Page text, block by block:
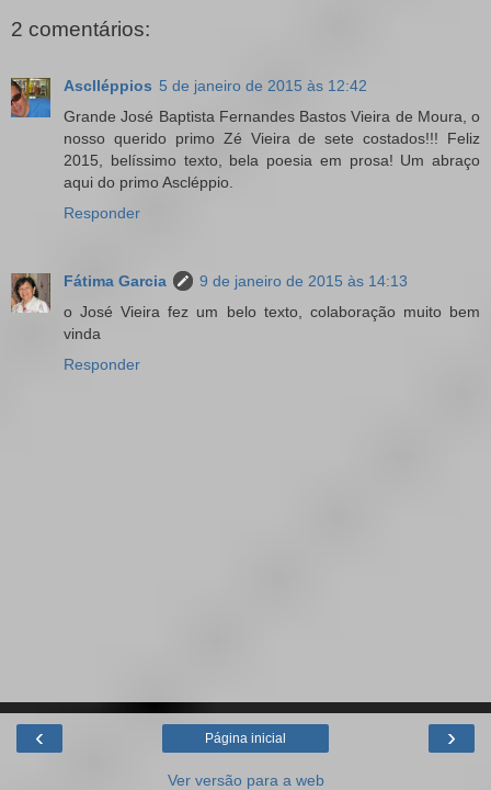
2 comentários:
Asclléppios 5 de janeiro de 2015 às 12:42
Grande José Baptista Fernandes Bastos Vieira de Moura, o
nosso querido primo Zé Vieira de sete costados!!! Feliz
2015, belíssimo texto, bela poesia em prosa! Um abraço
aqui do primo Ascléppio.
Responder
Fátima Garcia
9 de janeiro de 2015 às 14:13
o José Vieira fez um belo texto, colaboração muito bem
vinda
Responder
‹ ›
Página inicial
Ver versão para a web